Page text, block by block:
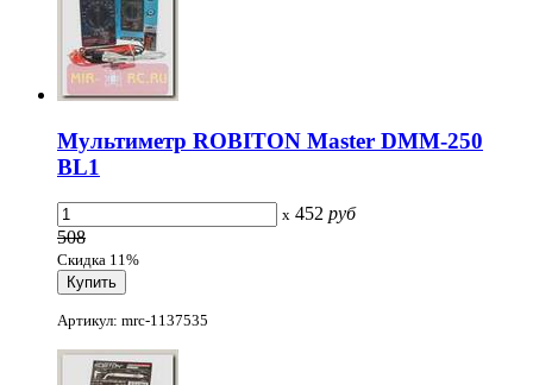
Мультиметр ROBITON Master DMM-250
BL1
x 452 руб
508
Скидка 11%
Артикул: mrc-1137535